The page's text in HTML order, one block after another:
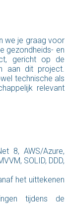
we je graag voor
gezondheids- en
gericht op de
aan dit project.
technische als
relevant
8, AWS/Azure,
SOLID, DDD,
het uittekenen
tijdens de